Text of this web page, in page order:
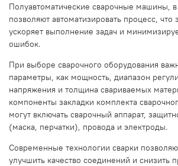
Полуавтоматические сварочные машины, в
позволяют автоматизировать процесс, что
ускоряет выполнение задач и
ошибок.
При выборе сварочного оборудования
параметры, как мощность, диапазон
напряжения и толщина свариваемых
компоненты закладки комплекта
могут включать сварочный аппарат,
(маска, перчатки), провода и электроды.
Современные технологии сварки
улучшить качество соединений и снизить